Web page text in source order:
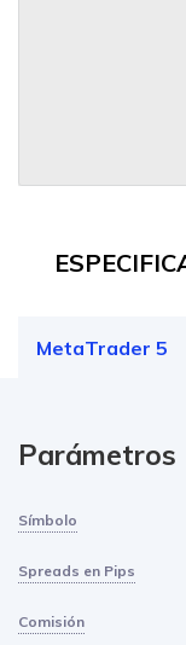
MetaTrader 5
Parámetros
Símbolo
Spreads en Pips
Comisión